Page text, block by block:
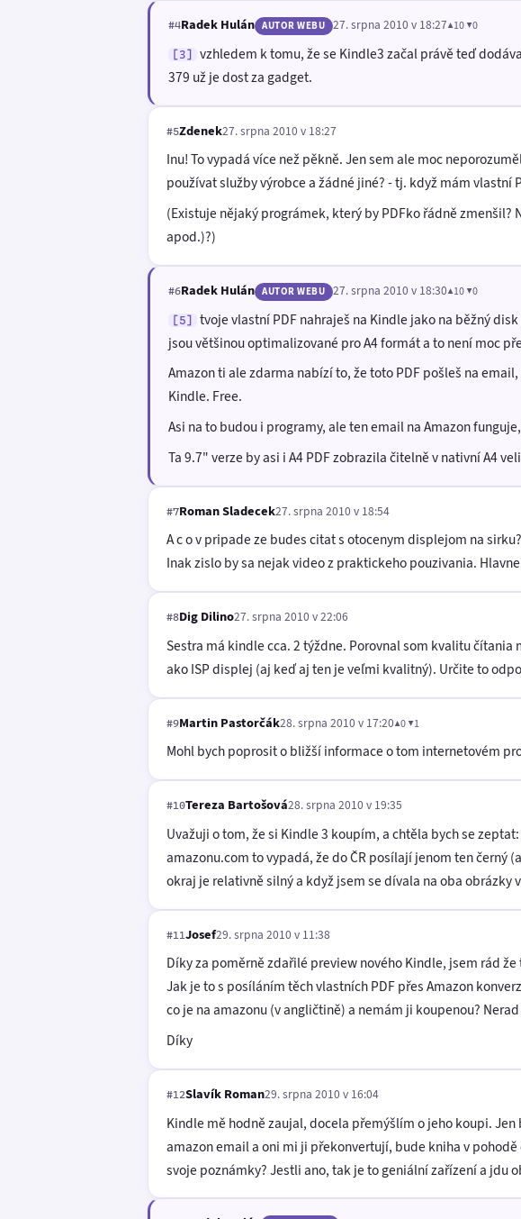
#4Radek Hulán AUTOR WEBU 27. srpna 2010 v 18:27▲10 ▼0
[3]
vzhledem k tomu, že se Kindle3 začal právě teď
379 už je dost za gadget.
#5Zdenek27. srpna 2010 v 18:27
Inu! To vypadá více než pěkně. Jen sem ale moc
používat služby výrobce a žádné jiné? - tj. když mám vlastní
(Existuje nějaký prográmek, který by PDFko řádně
apod.)?)
#6Radek Hulán AUTOR WEBU 27. srpna 2010 v 18:30▲10 ▼0
[5]
tvoje vlastní PDF nahraješ na Kindle jako na běžný
jsou většinou optimalizované pro A4 formát a to není moc
Amazon ti ale zdarma nabízí to, že toto PDF pošleš na
Kindle. Free.
Asi na to budou i programy, ale ten email na Amazon
Ta 9.7" verze by asi i A4 PDF zobrazila čitelně v nativní A4
#7Roman Sladecek27. srpna 2010 v 18:54
A c o v pripade ze budes citat s otocenym displejom na
Inak zislo by sa nejak video z praktickeho pouzivania.
#8Dig Dilino27. srpna 2010 v 22:06
Sestra má kindle cca. 2 týždne. Porovnal som kvalitu
ako ISP displej (aj keď aj ten je veľmi kvalitný). Určite to
#9Martin Pastorčák28. srpna 2010 v 17:20▲0 ▼1
Mohl bych poprosit o bližší informace o tom internetovém
#10Tereza Bartošová28. srpna 2010 v 19:35
Uvažuji o tom, že si Kindle 3 koupím, a chtěla bych se
amazonu.com to vypadá, že do ČR posílají jenom ten černý
okraj je relativně silný a když jsem se dívala na oba
#11Josef29. srpna 2010 v 11:38
Díky za poměrně zdařilé preview nového Kindle, jsem rád
Jak je to s posíláním těch vlastních PDF přes Amazon
co je na amazonu (v angličtině) a nemám ji koupenou?
Díky
#12Slavík Roman29. srpna 2010 v 16:04
Kindle mě hodně zaujal, docela přemýšlím o jeho koupi.
amazon email a oni mi ji překonvertují, bude kniha v
svoje poznámky? Jestli ano, tak je to geniální zařízení a jdu